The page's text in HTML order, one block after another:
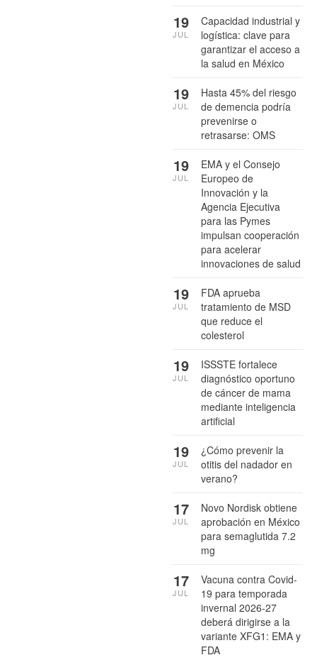
Capacidad industrial y
logística: clave para
garantizar el acceso a
la salud en México
19
JUL
Hasta 45% del riesgo
de demencia podría
prevenirse o
retrasarse: OMS
19
JUL
EMA y el Consejo
Europeo de
Innovación y la
Agencia Ejecutiva
para las Pymes
impulsan cooperación
para acelerar
innovaciones de salud
19
JUL
FDA aprueba
tratamiento de MSD
que reduce el
colesterol
19
JUL
ISSSTE fortalece
diagnóstico oportuno
de cáncer de mama
mediante inteligencia
artificial
19
JUL
¿Cómo prevenir la
otitis del nadador en
verano?
19
JUL
Novo Nordisk obtiene
aprobación en México
para semaglutida 7.2
mg
17
JUL
Vacuna contra Covid-
19 para temporada
invernal 2026-27
deberá dirigirse a la
variante XFG1: EMA y
FDA
17
JUL